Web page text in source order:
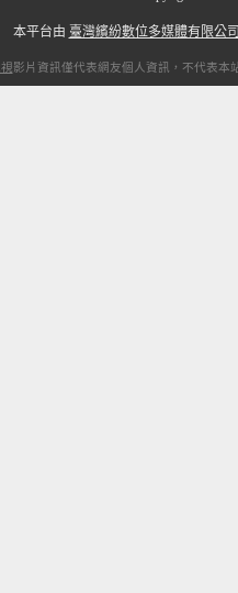
本平台由 臺灣繽紛數位多媒體有限公
影片資訊僅代表網友個人資訊，不代表本